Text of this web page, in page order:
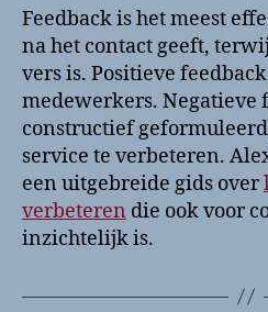
Feedback is het meest
na het contact geeft,
vers is. Positieve
medewerkers. Negatieve
constructief
service te verbeteren.
een uitgebreide gids over
verbeteren die ook voor
inzichtelijk is.